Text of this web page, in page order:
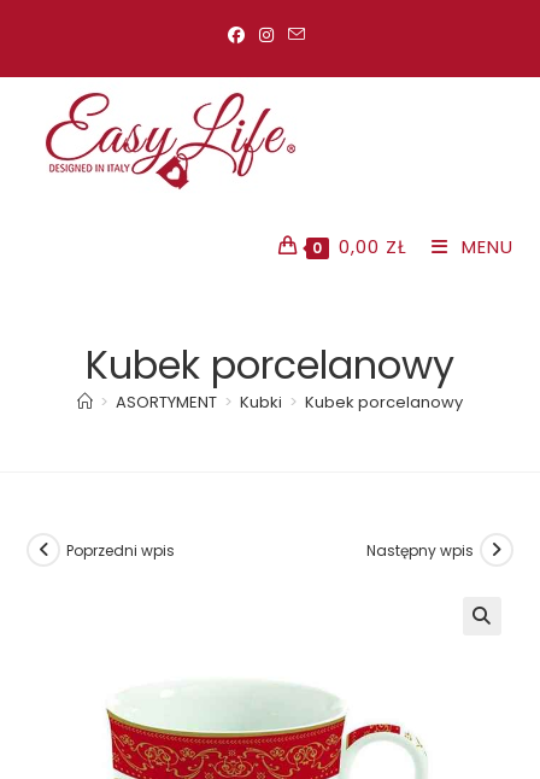
0 0,00 ZŁ MENU
Kubek porcelanowy
> ASORTYMENT > Kubki > Kubek porcelanowy
Poprzedni wpis Następny wpis